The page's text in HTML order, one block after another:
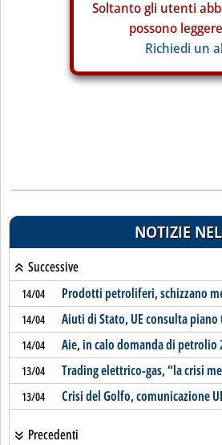
Soltanto gli utenti
possono
Richiedi un
NOTIZIE
Successive
14/04 Prodotti petroliferi, schizzano
14/04 Aiuti di Stato, UE consulta
14/04 Aie, in calo domanda di petrolio
13/04 Trading elettrico-gas, “la crisi
13/04 Crisi del Golfo, comunicazione
Precedenti